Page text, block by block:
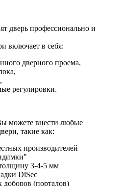
дверь профессионально и
включает в себя:
дверного проема,
регулировки.
можете внести любые
такие как:
производителей
3-4-5 мм
DiSec
доборов (порталов)